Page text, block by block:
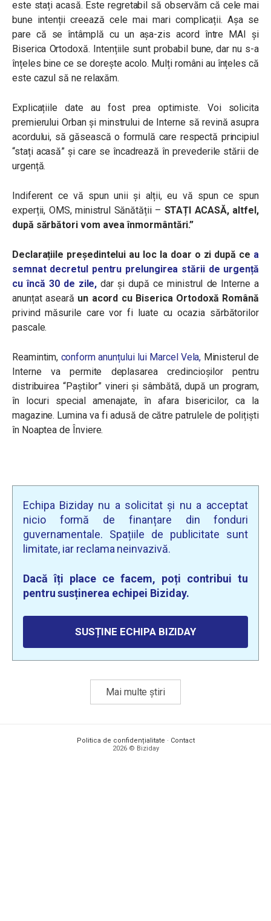
este stați acasă. Este regretabil să observăm că cele mai
bune intenții creează cele mai mari complicații. Așa se
pare că se întâmplă cu un așa-zis acord între MAI și
Biserica Ortodoxă. Intențiile sunt probabil bune, dar nu s-a
înțeles bine ce se dorește acolo. Mulți români au înțeles că
este cazul să ne relaxăm.
Explicațiile date au fost prea optimiste. Voi solicita
premierului Orban și minstrului de Interne să revină asupra
acordului, să găsească o formulă care respectă principiul
“stați acasă” și care se încadrează în prevederile stării de
urgență.
Indiferent ce vă spun unii și alții, eu vă spun ce spun
experții, OMS, ministrul Sănătății – STAȚI ACASĂ, altfel,
după sărbători vom avea înmormântări.”
Declarațiile președintelui au loc la doar o zi după ce a
semnat decretul pentru prelungirea stării de urgență
cu încă 30 de zile, dar și după ce ministrul de Interne a
anunțat aseară un acord cu Biserica Ortodoxă Română
privind măsurile care vor fi luate cu ocazia sărbătorilor
pascale.
Reamintim, conform anunțului lui Marcel Vela, Ministerul de
Interne va permite deplasarea credincioșilor pentru
distribuirea “Paștilor” vineri și sâmbătă, după un program,
în locuri special amenajate, în afara bisericilor, ca la
magazine. Lumina va fi adusă de către patrulele de polițiști
în Noaptea de Înviere.
Echipa Biziday nu a solicitat și nu a acceptat
nicio formă de finanțare din fonduri
guvernamentale. Spațiile de publicitate sunt
limitate, iar reclama neinvazivă.
Dacă îți place ce facem, poți contribui tu
pentru susținerea echipei Biziday.
SUSȚINE ECHIPA BIZIDAY
Mai multe știri
Politica de confidențialitate · Contact
2026 © Biziday